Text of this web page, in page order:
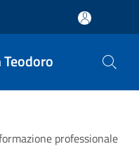
Teodoro
professionale